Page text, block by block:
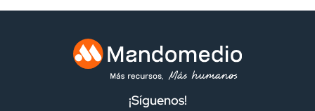
¡Síguenos!